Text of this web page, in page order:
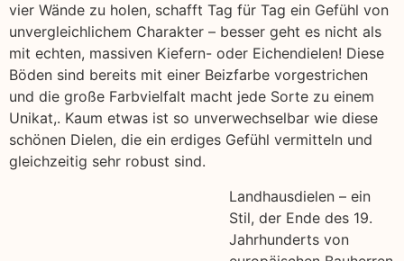
vier Wände zu holen, schafft Tag für Tag ein Gefühl von
unvergleichlichem Charakter – besser geht es nicht als
mit echten, massiven Kiefern- oder Eichendielen! Diese
Böden sind bereits mit einer Beizfarbe vorgestrichen
und die große Farbvielfalt macht jede Sorte zu einem
Unikat,. Kaum etwas ist so unverwechselbar wie diese
schönen Dielen, die ein erdiges Gefühl vermitteln und
gleichzeitig sehr robust sind.
Landhausdielen – ein
Stil, der Ende des 19.
Jahrhunderts von